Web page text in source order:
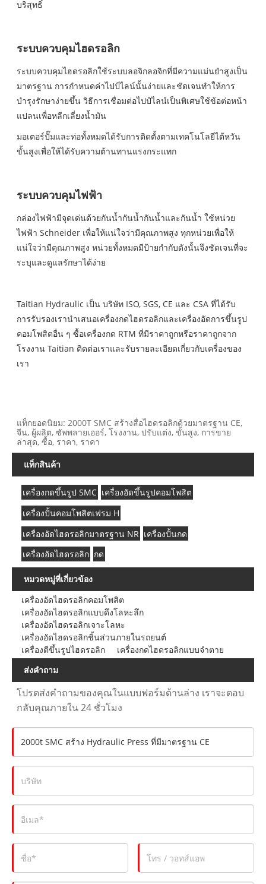
บริสุทธิ์
ระบบควบคุมไฮดรอลิก
ระบบควบคุมไฮดรอลิกใช้ระบบลอจิกลอจิกที่มีความแม่นยำสูงเป็น
มาตรฐาน การกำหนดค่าไปป์ไลน์นั้นง่ายและชัดเจนทำให้การ
บำรุงรักษาง่ายขึ้น วิธีการเชื่อมต่อไปป์ไลน์เป็นพิเศษใช้ข้อต่อหน้า
แปลนเพื่อหลีกเลี่ยงน้ำมัน
มอเตอร์ปั๊มและท่อทั้งหมดได้รับการติดตั้งตามเทคโนโลยีไต้หวัน
ขั้นสูงเพื่อให้ได้รับความต้านทานแรงกระแทก
ระบบควบคุมไฟฟ้า
กล่องไฟฟ้ามีจุดเด่นด้วยกันน้ำกันน้ำกันน้ำและกันน้ำ ใช้หน่วย
ไฟฟ้า Schneider เพื่อให้แน่ใจว่ามีคุณภาพสูง ทุกหน่วยเพื่อให้
แน่ใจว่ามีคุณภาพสูง หน่วยทั้งหมดมีป้ายกำกับดังนั้นจึงชัดเจนที่จะ
ระบุและดูแลรักษาได้ง่าย
Taitian Hydraulic เป็น บริษัท ISO, SGS, CE และ CSA ที่ได้รับ
การรับรองเรานำเสนอเครื่องกดไฮดรอลิกและเครื่องอัดการขึ้นรูป
คอมโพสิตอื่น ๆ ซื้อเครื่องกด RTM ที่มีราคาถูกหรือราคาถูกจาก
โรงงาน Taitian ติดต่อเราและรับรายละเอียดเกี่ยวกับเครื่องของ
เรา
แท็กยอดนิยม: 2000T SMC สร้างสื่อไฮดรอลิกด้วยมาตรฐาน CE,
จีน, ผู้ผลิต, ซัพพลายเออร์, โรงงาน, ปรับแต่ง, ขั้นสูง, การขาย
ล่าสุด, ซื้อ, ราคา, ราคา
แท็กสินค้า
เครื่องกดขึ้นรูป SMC เครื่องอัดขึ้นรูปคอมโพสิต
เครื่องปั้นคอมโพสิตเฟรม H
เครื่องอัดไฮดรอลิกมาตรฐาน NR เครื่องปั้นกด
เครื่องอัดไฮดรอลิก กด
หมวดหมู่ที่เกี่ยวข้อง
เครื่องอัดไฮดรอลิกคอมโพสิต
เครื่องอัดไฮดรอลิกแบบดึงโลหะลึก
เครื่องอัดไฮดรอลิกเจาะโลหะ
เครื่องอัดไฮดรอลิกชิ้นส่วนภายในรถยนต์
เครื่องตีขึ้นรูปไฮดรอลิก
เครื่องกดไฮดรอลิกแบบจำตาย
ส่งคำถาม
โปรดส่งคำถามของคุณในแบบฟอร์มด้านล่าง เราจะตอบ
กลับคุณภายใน 24 ชั่วโมง